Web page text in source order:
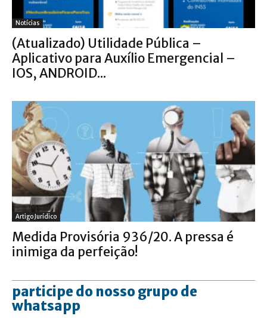
Notícias
(Atualizado) Utilidade Pública –
Aplicativo para Auxílio Emergencial –
IOS, ANDROID...
Artigo Jurídico
Medida Provisória 936/20. A pressa é
inimiga da perfeição!
participe do nosso grupo de
whatsapp